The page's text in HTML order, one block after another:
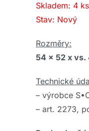
Skladem: 4 ks
Stav: Nový
Rozměry:
54 x 52 x vs.
Technické
– výrobce
– art. 2273,